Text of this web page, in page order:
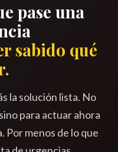
pase una
sabido qué
la solución lista. No
para actuar ahora
Por menos de lo que